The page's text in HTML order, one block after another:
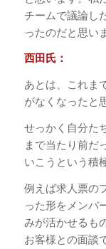
チームで議論し
ったのだと思い
西田氏：
あとは、これま
がなくなったと
せっかく自分た
まで当たり前だ
いこうという積
例えば求人票の
った形をメンバ
みが活かせるも
お客様との面談